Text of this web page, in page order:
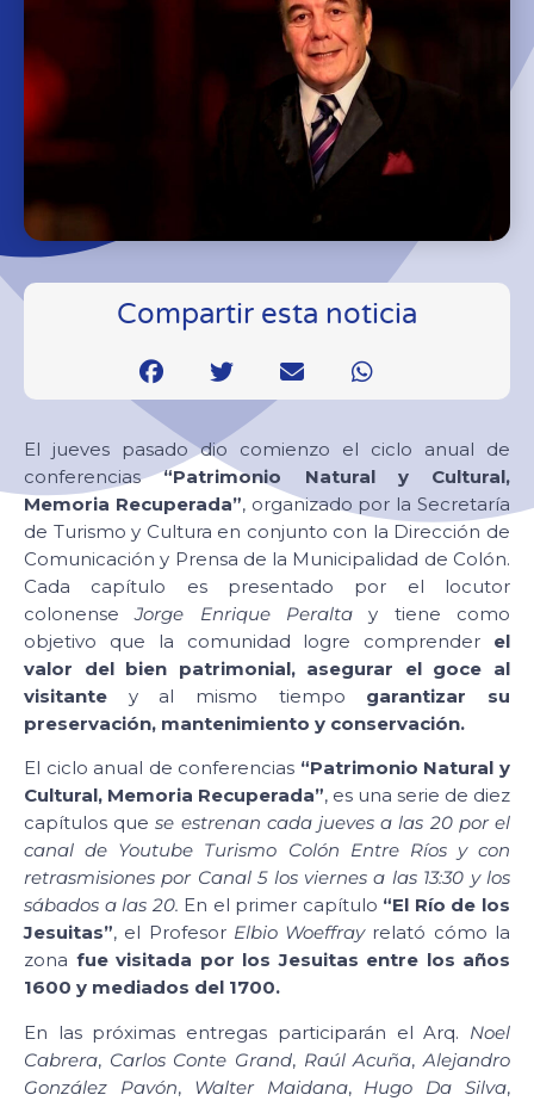
Compartir esta noticia
El jueves pasado dio comienzo el ciclo anual de
conferencias“Patrimonio Natural y Cultural,
Memoria Recuperada”, organizado por la Secretaría
de Turismo y Cultura en conjunto con la Dirección de
Comunicación y Prensa de la Municipalidad de Colón.
Cada capítulo es presentado por el locutor
colonenseJorge Enrique Peralta y tiene como
objetivo que la comunidad logre comprender el
valor del bien patrimonial, asegurar el goce al
visitante y al mismo tiempo garantizar su
preservación, mantenimiento y conservación.
El ciclo anual de conferencias “Patrimonio Natural y
Cultural, Memoria Recuperada”, es una serie de diez
capítulos quese estrenan cada jueves a las 20 por el
canal de Youtube Turismo Colón Entre Ríos y con
retrasmisiones por Canal 5 los viernes a las 13:30 y los
sábados a las 20. En el primer capítulo “El Río de los
Jesuitas”, el Profesor Elbio Woeffrayrelató cómo la
zona fue visitada por los Jesuitas entre los años
1600 y mediados del 1700.
En las próximas entregas participarán el Arq. Noel
Cabrera, Carlos Conte Grand, Raúl Acuña,Alejandro
González Pavón, Walter Maidana, Hugo Da Silva,